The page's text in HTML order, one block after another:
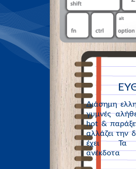
Διάσημη
γυμνές
hot &
αλλάζει την
έχει Τα
ανέκδοτα